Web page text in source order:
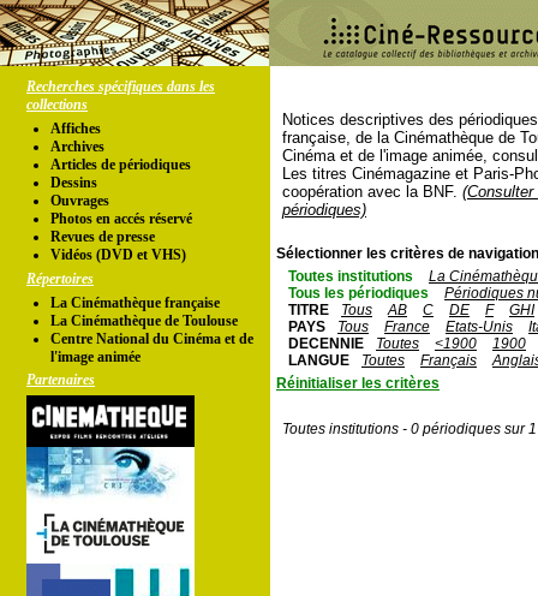
Recherches spécifiques dans les
collections
Affiches
Archives
Articles de périodiques
Dessins
Ouvrages
Photos en accés réservé
Revues de presse
Vidéos (DVD et VHS)
Répertoires
La Cinémathèque française
La Cinémathèque de Toulouse
Centre National du Cinéma et de
l'image animée
Partenaires
Notices descriptives des
française, de la Cinémathèque de
Cinéma et de l'image animée,
Les titres Cinémagazine et Paris-
coopération avec la BNF.
périodiques)
Sélectionner les critères de
Toutes institutions
La
Tous les périodiques
Périodiques
TITRE
Tous AB C DE F
GHI
PAYS
Tous France Etats-Unis
DECENNIE
Toutes <1900
1900
LANGUE
Toutes Français
Réinitialiser les critères
Toutes institutions - 0 périodiques sur